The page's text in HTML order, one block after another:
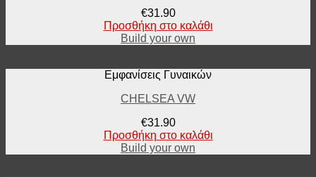
€31.90
Προσθήκη στο καλάθι
Build your own
Εμφανίσεις Γυναικών
CHELSEA VW
€31.90
Προσθήκη στο καλάθι
Build your own